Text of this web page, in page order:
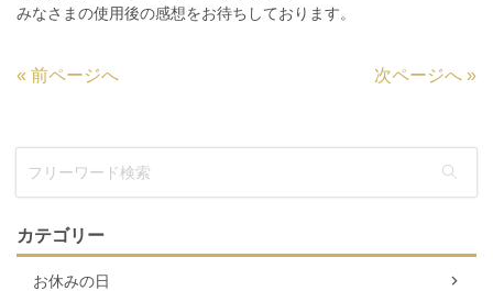
みなさまの使用後の感想をお待ちしております。
« 前ページへ 次ページへ »
カテゴリー
お休みの日